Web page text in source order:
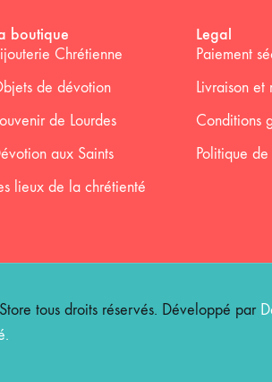
boutique
Chrétienne
de dévotion
de Lourdes
aux Saints
lieux de la chrétienté
Legal
Paiement
Livraison et
Conditions
Politique
tous droits réservés. Développé par
.